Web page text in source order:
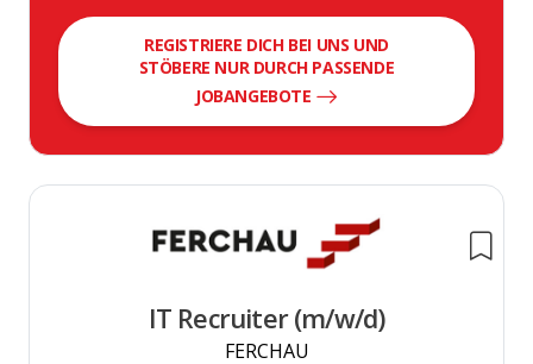
REGISTRIERE DICH BEI UNS UND
STÖBERE NUR DURCH PASSENDE
JOBANGEBOTE
IT Recruiter (m/w/d)
FERCHAU